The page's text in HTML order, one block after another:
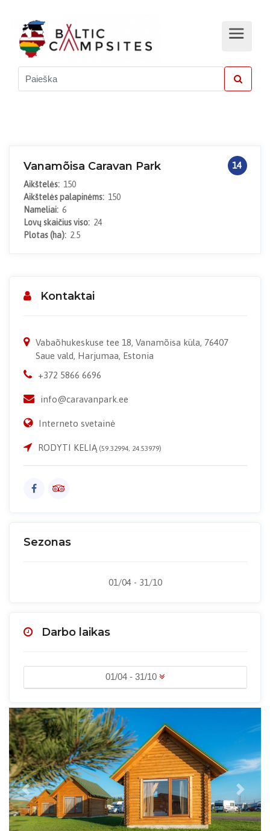
Vanamõisa Caravan Park 14
Aikštelės: 150
Aikštelės palapinėms: 150
Nameliai: 6
Lovų skaičius viso: 24
Plotas (ha): 2.5
Kontaktai
Vabaõhukeskuse tee 18, Vanamõisa küla, 76407
Saue vald, Harjumaa, Estonia
+372 5866 6696
info@caravanpark.ee
Interneto svetainė
RODYTI KELIĄ(59.32994, 24.53979)
Sezonas
01/04 - 31/10
Darbo laikas
01/04 - 31/10
Previous Next